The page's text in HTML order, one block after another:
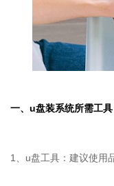
一、 u盘装系统所需工具
1、u盘工具：建议使用